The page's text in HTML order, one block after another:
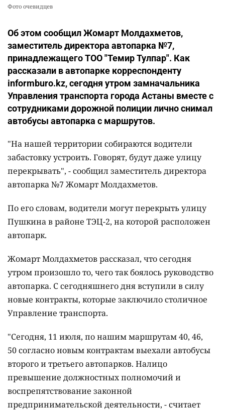
Фото очевидцев
Об этом сообщил Жомарт Молдахметов,
заместитель директора автопарка №7,
принадлежащего ТОО "Темир Тулпар". Как
рассказали в автопарке корреспонденту
informburo.kz, сегодня утром замначальника
Управления транспорта города Астаны вместе с
сотрудниками дорожной полиции лично снимал
автобусы автопарка с маршрутов.
"На нашей территории собираются водители
забастовку устроить. Говорят, будут даже улицу
перекрывать", - сообщил заместитель директора
автопарка №7 Жомарт Молдахметов.
По его словам, водители могут перекрыть улицу
Пушкина в районе ТЭЦ-2, на которой расположен
автопарк.
Жомарт Молдахметов рассказал, что сегодня
утром произошло то, чего так боялось руководство
автопарка. С сегодняшнего дня вступили в силу
новые контракты, которые заключило столичное
Управление транспорта.
"Сегодня, 11 июля, по нашим маршрутам 40, 46,
50 согласно новым контрактам выехали автобусы
второго и третьего автопарков. Налицо
превышение должностных полномочий и
воспрепятствование законной
предпринимательской деятельности, - считает